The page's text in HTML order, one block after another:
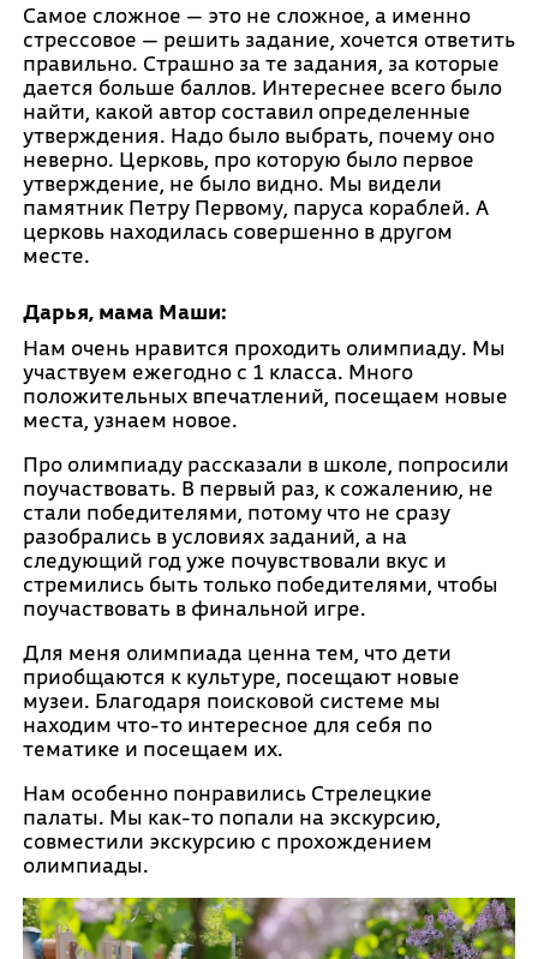
Самое сложное — это не сложное, а именно
стрессовое — решить задание, хочется ответить
правильно. Страшно за те задания, за которые
дается больше баллов. Интереснее всего было
найти, какой автор составил определенные
утверждения. Надо было выбрать, почему оно
неверно. Церковь, про которую было первое
утверждение, не было видно. Мы видели
памятник Петру Первому, паруса кораблей. А
церковь находилась совершенно в другом
месте.
Дарья, мама Маши:
Нам очень нравится проходить олимпиаду. Мы
участвуем ежегодно с 1 класса. Много
положительных впечатлений, посещаем новые
места, узнаем новое.
Про олимпиаду рассказали в школе, попросили
поучаствовать. В первый раз, к сожалению, не
стали победителями, потому что не сразу
разобрались в условиях заданий, а на
следующий год уже почувствовали вкус и
стремились быть только победителями, чтобы
поучаствовать в финальной игре.
Для меня олимпиада ценна тем, что дети
приобщаются к культуре, посещают новые
музеи. Благодаря поисковой системе мы
находим что-то интересное для себя по
тематике и посещаем их.
Нам особенно понравились Стрелецкие
палаты. Мы как-то попали на экскурсию,
совместили экскурсию с прохождением
олимпиады.